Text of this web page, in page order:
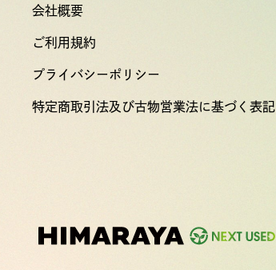
会社概要
ご利用規約
プライバシーポリシー
特定商取引法及び古物営業法に基づく表記